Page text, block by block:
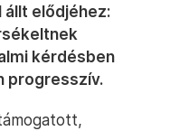
állt elődjéhez:
kérdésben
progresszív.